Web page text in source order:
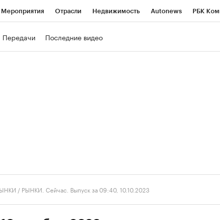
Мероприятия Отрасли Недвижимость Autonews РБК
Передачи Последние видео
/ РЫНКИ. Сейчас. Выпуск за 09:40, 10.10.2023